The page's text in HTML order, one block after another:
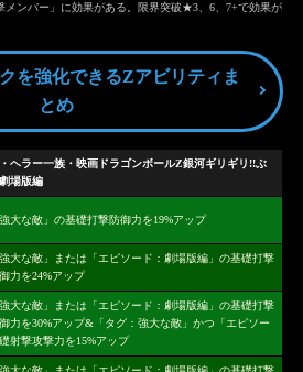
メンバー」に効果がある。限界突破★3、6、7+で効果が
を強化できるZアビリティま
とめ
ヘラー一族・映画ドラゴンボールZ銀河ギリギリ!!ぶ
場版編
大な敵」の基礎打撃防御力を19%アップ
大な敵」または「エピソード：劇場版編」の基礎打撃
力を24%アップ
大な敵」または「エピソード：劇場版編」の基礎打撃
力を30%アップ&「タグ：強大な敵」かつ「エピソー
射撃攻撃力を15%アップ